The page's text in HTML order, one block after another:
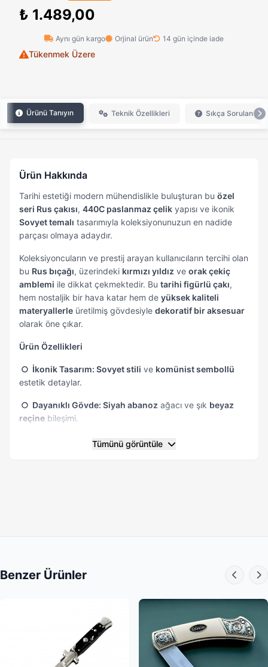
₺ 1.489,00
Aynı gün kargo Orjinal ürün 14 gün içinde iade
Tükenmek Üzere
Ürünü Tanıyın Teknik Özellikleri Sıkça Sorulan
Ürün Hakkında
Tarihi estetiği modern mühendislikle buluşturan bu özel
seri Rus çakısı, 440C paslanmaz çelik yapısı ve ikonik
Sovyet temalı tasarımıyla koleksiyonunuzun en nadide
parçası olmaya adaydır.
Koleksiyoncuların ve prestij arayan kullanıcıların tercihi olan
bu Rus bıçağı, üzerindeki kırmızı yıldız ve orak çekiç
amblemi ile dikkat çekmektedir. Bu tarihi figürlü çakı,
hem nostaljik bir hava katar hem de yüksek kaliteli
materyallerle üretilmiş gövdesiyle dekoratif bir aksesuar
olarak öne çıkar.
Ürün Özellikleri
○ İkonik Tasarım: Sovyet stili ve komünist sembollü
estetik detaylar.
○ Dayanıklı Gövde: Siyah abanoz ağacı ve şık beyaz
reçine bileşimi.
Hem sağ hem de sol el ile kullanıma uygun
periyodik olarak hafif yağlama işlemi uygulayabilir, ahşap
Bu ürün, sadece keskin bir alet değil, aynı zamanda
vitrinlik bir sanat eseri
koleksiyonluk bir bıçak
modelidir. Hem
arasında yerini
Tümünü görüntüle
Benzer Ürünler